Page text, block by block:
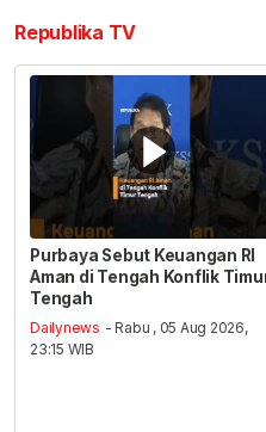
Republika TV
Purbaya Sebut Keuangan RI
Aman di Tengah Konflik
Tengah
Dailynews - Rabu , 05 Aug 2026,
23:15 WIB